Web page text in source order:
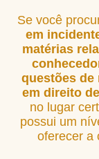
Se você
em
matérias
questões de
em direito
no lugar
possui um
oferecer a